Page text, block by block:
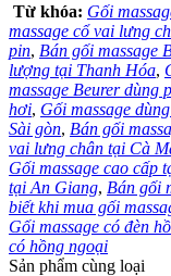
Từ khóa: Gối
massage cổ vai lưng
pin, Bán gối massage
lượng tại Thanh Hóa,
massage Beurer dùng
hơi, Gối massage
Sài gòn, Bán gối
vai lưng chân tại Cà
Gối massage cao cấp
tại An Giang, Bán gối
biết khi mua gối
Gối massage có đèn
có hồng ngoại
Sản phẩm cùng loại